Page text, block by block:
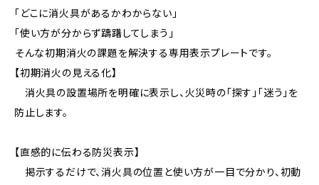
「どこに消火具があるかわからない」
「使い方が分からず躊躇してしまう」
――そんな初期消火の課題を解決する専用表示プレートです。
【初期消火の見える化】
消火具の設置場所を明確に表示し、火災時の「探す」「迷う」を
防止します。
【直感的に伝わる防災表示】
掲示するだけで、消火具の位置と使い方が一目で分かり、初動